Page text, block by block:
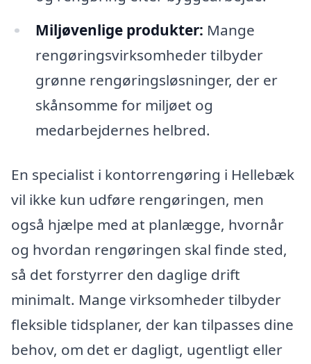
Miljøvenlige produkter: Mange
rengøringsvirksomheder tilbyder
grønne rengøringsløsninger, der er
skånsomme for miljøet og
medarbejdernes helbred.
En specialist i kontorrengøring i Hellebæk
vil ikke kun udføre rengøringen, men
også hjælpe med at planlægge, hvornår
og hvordan rengøringen skal finde sted,
så det forstyrrer den daglige drift
minimalt. Mange virksomheder tilbyder
fleksible tidsplaner, der kan tilpasses dine
behov, om det er dagligt, ugentligt eller